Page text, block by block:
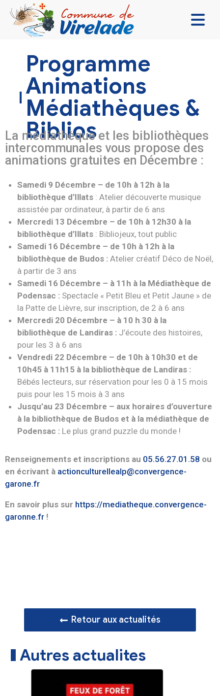
VIVRE ENSEMBLE
SE DIVERTIR
DÉCOUVRIR
CONTACT
Programme
Animations
Médiathèques &
Biblios
La médiathèque et les bibliothèques
intercommunales vous propose des
animations gratuites en Décembre :
Samedi 9 Décembre – de 10h à 12h à la
bibliothèque d’Illats : Atelier découverte musique
assistée par ordinateur, à partir de 6 ans
Mercredi 13 Décembre – de 10h à 12h30 à la
bibliothèque d’Illats : Bibliojeux, tout public
Samedi 16 Décembre – de 10h à 12h à la
bibliothèque de Budos : Atelier créatif Déco de Noël,
à partir de 3 ans
Samedi 16 Décembre – à 11h à la Médiathèque de
Podensac : Spectacle « Petit Bleu et Petit Jaune » de
la Patte de Lièvre, sur inscription, de 2 à 6 ans
Mercredi 20 Décembre – à 10 h 30 à la
bibliothèque de Landiras : J’écoute des histoires,
pour les 3 à 6 ans
Vendredi 22 Décembre – de 10h à 10h30 et de
10h45 à 11h15 à la bibliothèque de Landiras :
Bébés lecteurs, sur réservation pour les 0 à 15 mois
puis pour les 15 mois à 3 ans
Jusqu’au 23 Décembre – aux horaires d’ouverture
à la bibliothèque de Budos et à la médiathèque de
Podensac : Le plus grand puzzle du monde !
Renseignements et inscriptions au 05.56.27.01.58 ou
en écrivant à actionculturellealp@convergence-
garone.fr
En savoir plus sur https://mediatheque.convergence-
garonne.fr !
Retour aux actualités
Autres actualites